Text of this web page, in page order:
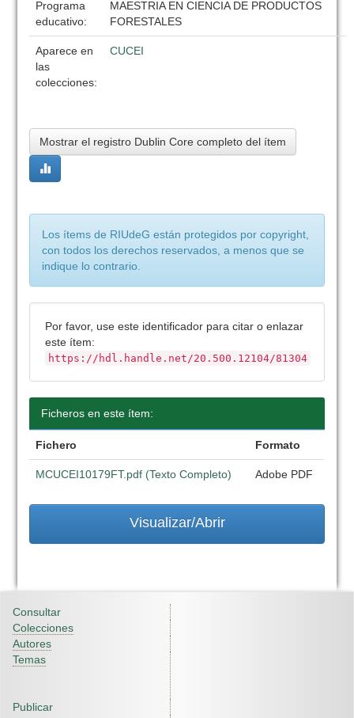
Programa
educativo:
MAESTRIA EN CIENCIA DE PRODUCTOS
FORESTALES
Aparece en
las
colecciones:
CUCEI
Mostrar el registro Dublin Core completo del ítem
Los ítems de RIUdeG están protegidos por copyright,
con todos los derechos reservados, a menos que se
indique lo contrario.
Por favor, use este identificador para citar o enlazar
este ítem:
https://hdl.handle.net/20.500.12104/81304
Ficheros en este ítem:
Fichero Formato
MCUCEI10179FT.pdf (Texto Completo) Adobe PDF
Visualizar/Abrir
Consultar
Colecciones
Autores
Temas
Publicar